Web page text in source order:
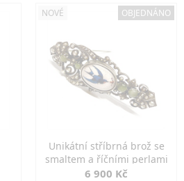
NOVÉ OBJEDNÁNO
Unikátní stříbrná brož se
smaltem a říčními perlami
6 900 Kč